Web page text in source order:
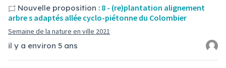
il y a environ 5 ans
Nouvelle proposition : 8 - (re)plantation alignement
arbre s adaptés allée cyclo-piétonne du Colombier
Semaine de la nature en ville 2021